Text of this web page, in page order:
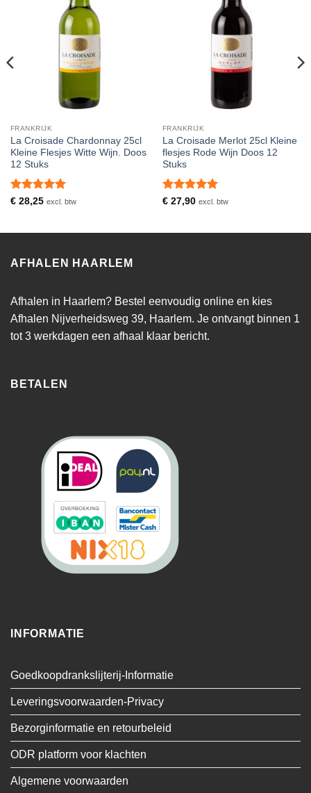
FRANKRIJK
La Croisade Chardonnay 25cl
Kleine Flesjes Witte Wijn. Doos
12 Stuks
Waardering
€28,25 excl. btw
FRANKRIJK
La Croisade Merlot 25cl Kleine
flesjes Rode Wijn Doos 12
Stuks
Waardering
€27,90 excl. btw
AFHALEN HAARLEM
Afhalen in Haarlem? Bestel eenvoudig online en kies
Afhalen Nijverheidsweg 39, Haarlem. Je ontvangt binnen 1
tot 3 werkdagen een afhaal klaar bericht.
BETALEN
INFORMATIE
Goedkoopdrankslijterij-Informatie
Leveringsvoorwaarden-Privacy
Bezorginformatie en retourbeleid
ODR platform voor klachten
Algemene voorwaarden